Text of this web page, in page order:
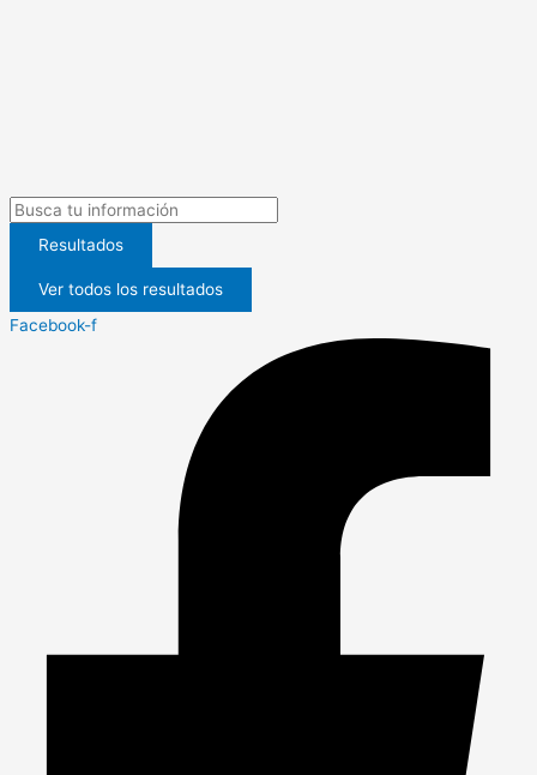
Search
Resultados
Ver todos los resultados
Facebook-f